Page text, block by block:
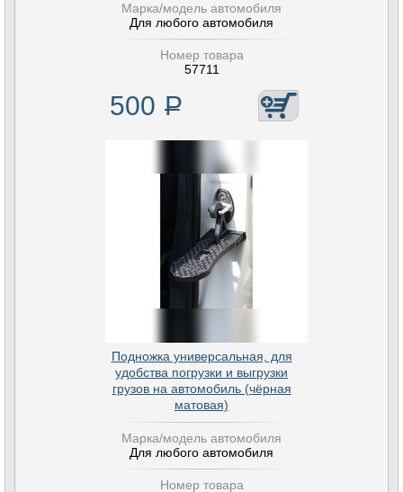
Марка/модель автомобиля
Для любого автомобиля
Номер товара
57711
500 Р
Подножка универсальная, для
удобства погрузки и выгрузки
грузов на автомобиль (чёрная
матовая)
Марка/модель автомобиля
Для любого автомобиля
Номер товара